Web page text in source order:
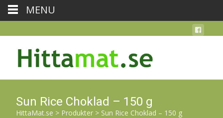
Sun Rice Choklad – 150 g
HittaMat.se > Produkter > Sun Rice Choklad – 150 g
MENU